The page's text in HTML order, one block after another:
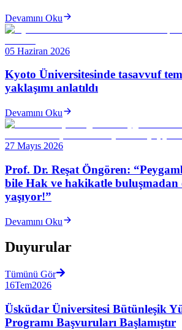
Devamını Oku
05 Haziran 2026
Kyoto Üniversitesinde tasavvuf
yaklaşımı anlatıldı
Devamını Oku
27 Mayıs 2026
Prof. Dr. Reşat Öngören:
bile Hak ve hakikatle buluşmadan
yaşıyor!”
Devamını Oku
Duyurular
Tümünü Gör
16Tem2026
Üsküdar Üniversitesi Bütünleşik
Programı Başvuruları Başlamıştır